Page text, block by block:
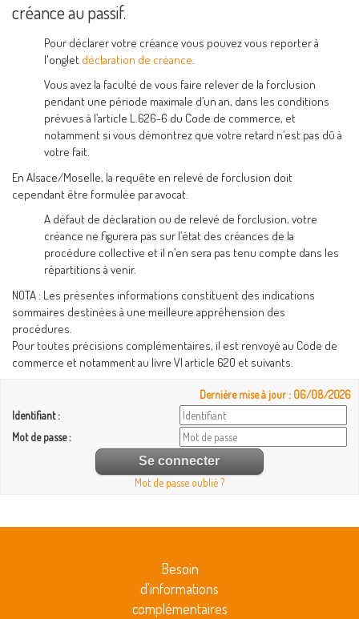
créance au passif.
Pour déclarer votre créance vous pouvez vous reporter à
l'onglet déclaration de créance
Vous avez la faculté de vous faire relever de la forclusion
pendant une période maximale d’un an, dans les conditions
prévues à l’article L.626-6 du Code de commerce, et
notamment si vous démontrez que votre retard n’est pas dû à
votre fait.
En Alsace/Moselle, la requête en relevé de forclusion doit
cependant être formulée par avocat.
A défaut de déclaration ou de relevé de forclusion, votre
créance ne figurera pas sur l’état des créances de la
procédure collective et il n’en sera pas tenu compte dans les
répartitions à venir.
NOTA : Les présentes informations constituent des indications
sommaires destinées à une meilleure appréhension des
procédures.
Pour toutes précisions complémentaires, il est renvoyé au Code de
commerce et notamment au livre VI article 620 et suivants.
Dernière mise à jour : 06/08/2026
Identifiant :
Mot de passe :
Mot de passe oublié ?
Besoin
d'informations
complémentaires